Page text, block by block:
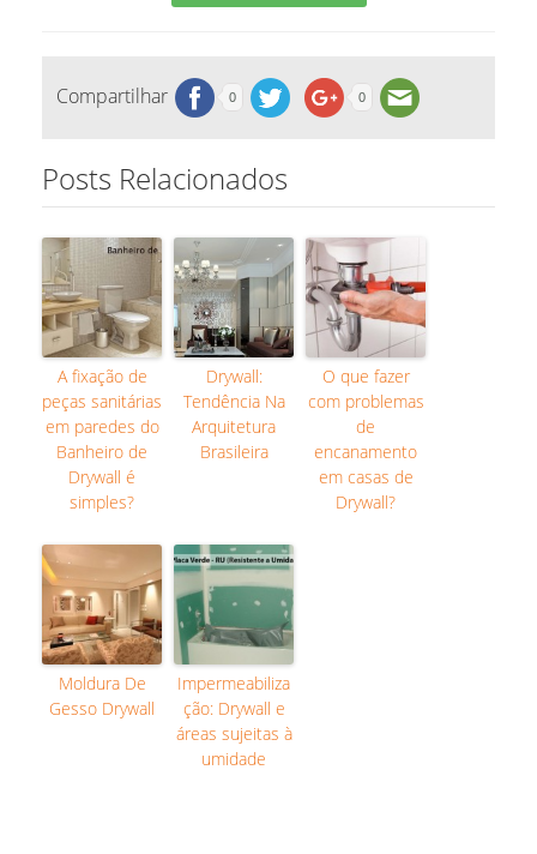
Compartilhar 0 0
Posts Relacionados
A fixação de
peças sanitárias
em paredes do
Banheiro de
Drywall é
simples?
Drywall:
Tendência Na
Arquitetura
Brasileira
O que fazer
com problemas
de
encanamento
em casas de
Drywall?
Moldura De
Gesso Drywall
Impermeabiliza
ção: Drywall e
áreas sujeitas à
umidade